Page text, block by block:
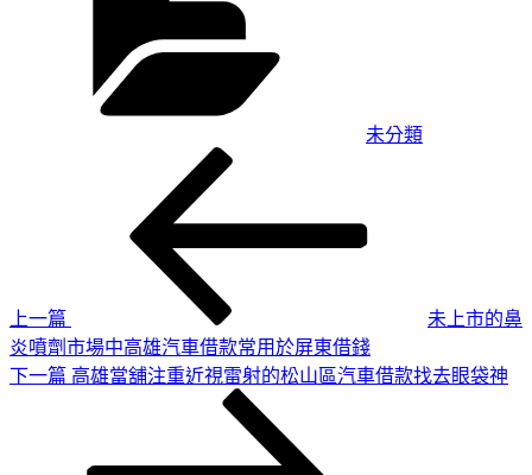
未分類
上一篇
未上市的鼻
炎噴劑市場中高雄汽車借款常用於屏東借錢
下
下一篇 高雄當舖注重近視雷射的松山區汽車借款找去眼袋神